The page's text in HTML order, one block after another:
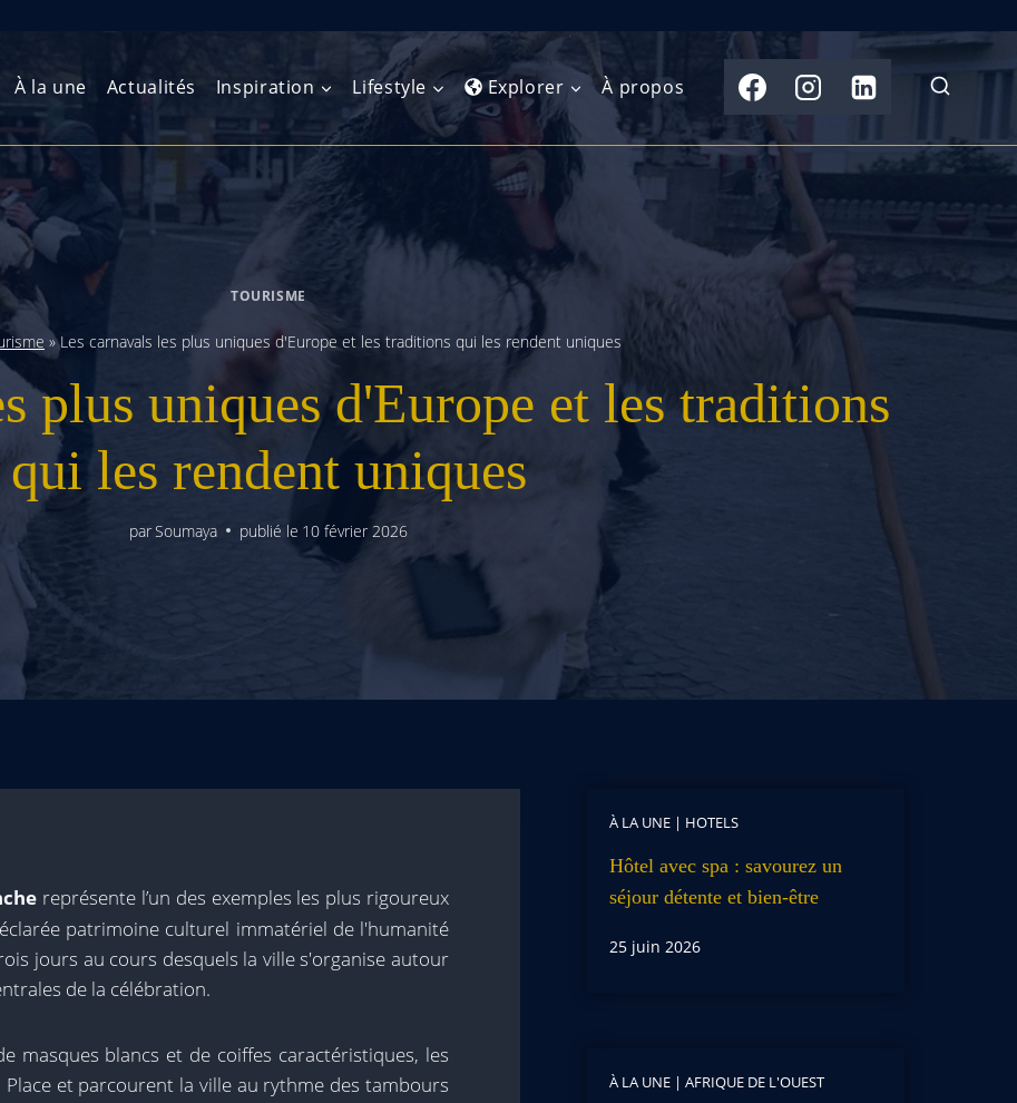
À la une Actualités Inspiration Lifestyle Explorer
Europe du Nord
Balkans
Amérique du Nord
Antilles et Caraïbes
Afrique de l’Ouest
Afrique de l’Est
Asie du Sud-Est
Extrême-Orient
Îles du Pacifique
À propos
TOURISME
»Les carnavals les plus uniques d'Europe et les traditions qui les rendent uniques
plus uniques d'Europe et les traditions
qui les rendent uniques
parSoumaya publié le 10 février 2026
représente l’un des exemples les plus rigoureux
patrimoine culturel immatériel de l'humanité
jours au cours desquels la ville s'organise autour
de la célébration.
masques blancs et de coiffes caractéristiques, les
et parcourent la ville au rythme des tambours
À LA UNE| HOTELS
Hôtel avec spa : savourez un
séjour détente et bien-être
25 juin 2026
À LA UNE| AFRIQUE DE L'OUEST